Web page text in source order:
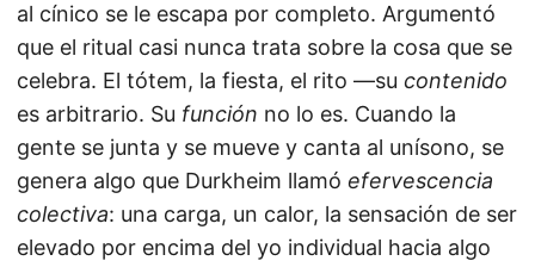
al cínico se le escapa por completo. Argumentó
que el ritual casi nunca trata sobre la cosa que se
celebra. El tótem, la fiesta, el rito —su contenido
es arbitrario. Su función no lo es. Cuando la
gente se junta y se mueve y canta al unísono, se
genera algo que Durkheim llamó efervescencia
colectiva: una carga, un calor, la sensación de ser
elevado por encima del yo individual hacia algo